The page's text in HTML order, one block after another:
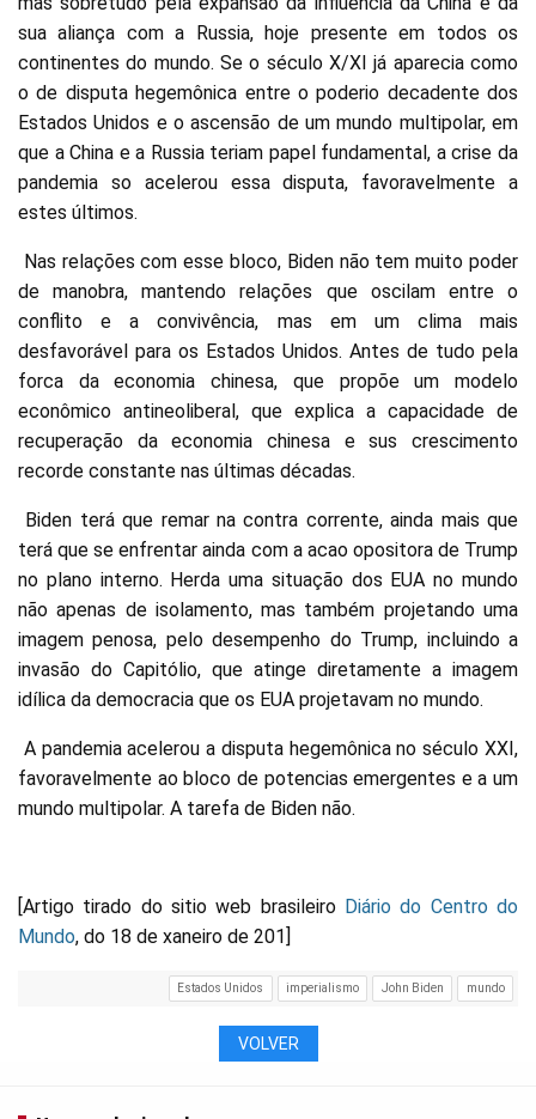
sua aliança com a Russia, hoje presente em todos os
continentes do mundo. Se o século X/XI já aparecia como
o de disputa hegemônica entre o poderio decadente dos
Estados Unidos e o ascensão de um mundo multipolar, em
que a China e a Russia teriam papel fundamental, a crise da
pandemia so acelerou essa disputa, favoravelmente a
estes últimos.
Nas relações com esse bloco, Biden não tem muito poder
de manobra, mantendo relações que oscilam entre o
conflito e a convivência, mas em um clima mais
desfavorável para os Estados Unidos. Antes de tudo pela
forca da economia chinesa, que propõe um modelo
econômico antineoliberal, que explica a capacidade de
recuperação da economia chinesa e sus crescimento
recorde constante nas últimas décadas.
Biden terá que remar na contra corrente, ainda mais que
terá que se enfrentar ainda com a acao opositora de Trump
no plano interno. Herda uma situação dos EUA no mundo
não apenas de isolamento, mas também projetando uma
imagem penosa, pelo desempenho do Trump, incluindo a
invasão do Capitólio, que atinge diretamente a imagem
idílica da democracia que os EUA projetavam no mundo.
A pandemia acelerou a disputa hegemônica no século XXI,
favoravelmente ao bloco de potencias emergentes e a um
mundo multipolar. A tarefa de Biden não.
[Artigo tirado do sitio web brasileiro Diário do Centro do
Mundo, do 18 de xaneiro de 201]
Estados Unidos imperialismo John Biden mundo
VOLVER